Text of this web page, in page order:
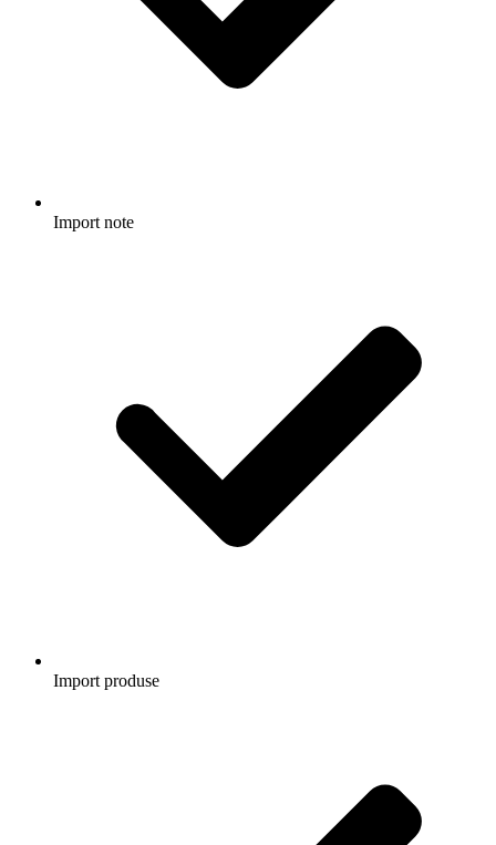
Import note
Import produse